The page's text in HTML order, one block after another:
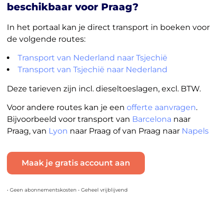
beschikbaar voor Praag?
In het portaal kan je direct transport in boeken voor
de volgende routes:
Transport van Nederland naar Tsjechië
Transport van Tsjechië naar Nederland
Deze tarieven zijn incl. dieseltoeslagen, excl. BTW.
Voor andere routes kan je een offerte aanvragen.
Bijvoorbeeld voor transport van Barcelona naar
Praag, van Lyon naar Praag of van Praag naar Napels
Maak je gratis account aan
• Geen abonnementskosten • Geheel vrijblijvend